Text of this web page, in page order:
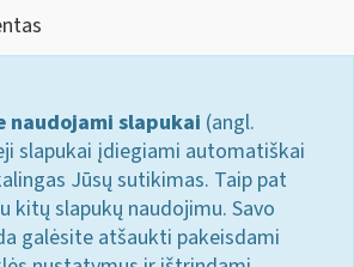
naudojami slapukai (angl.
slapukai įdiegiami automatiškai
Jūsų sutikimas. Taip pat
kitų slapukų naudojimu. Savo
galėsite atšaukti pakeisdami